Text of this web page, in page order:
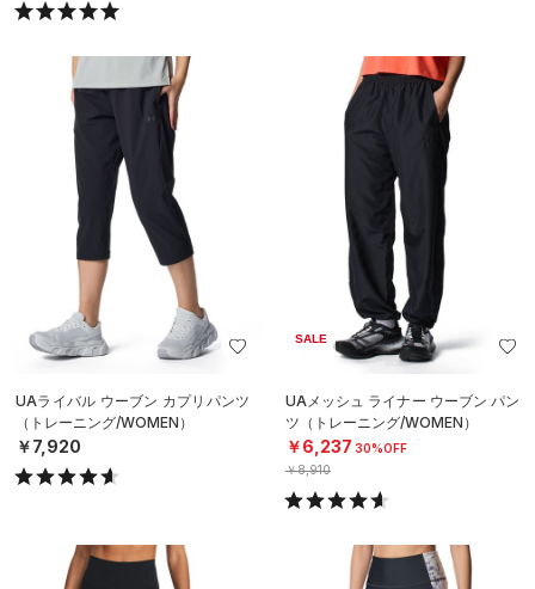
UAライバル ウーブン カプリパンツ
（トレーニング/WOMEN）
￥7,920
SALE
UAメッシュ ライナー ウーブン パン
ツ（トレーニング/WOMEN）
￥6,237 30%OFF
￥8,910